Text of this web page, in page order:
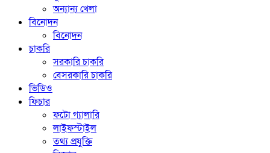
অন্যান্য খেলা
বিনোদন
বিনোদন
চাকরি
সরকারি চাকরি
বেসরকারি চাকরি
ভিডিও
ফিচার
ফটো গ্যালারি
লাইফস্টাইল
তথ্য প্রযুক্তি